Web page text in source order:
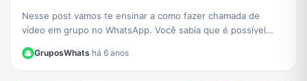
Nesse post vamos te ensinar a como fazer chamada de
vídeo em grupo no WhatsApp. Você sabia que é possível
conversar com várias pessoas ao mesmo tempo?
GruposWhats·há 6 anos